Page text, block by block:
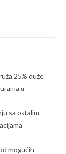
25% duže
u
sa ostalim
mogućih